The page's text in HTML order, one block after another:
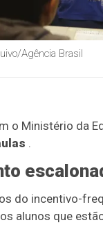
Agência Brasil
o Ministério da
.
do incentivo-
alunos que